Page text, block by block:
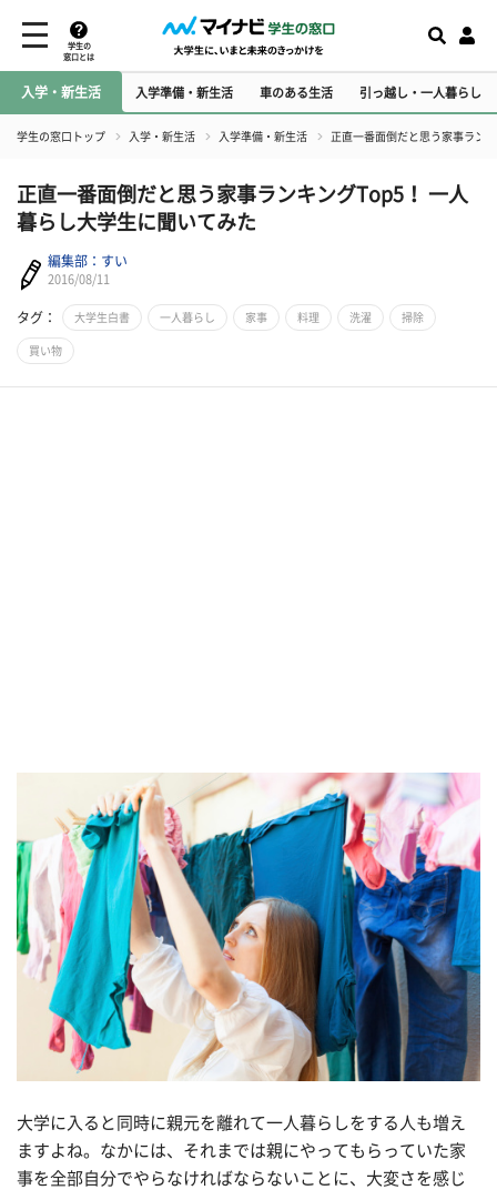
学生の
窓口とは
入学・新生活 入学準備・新生活 車のある生活 引っ越し・一人暮らし
学生の窓口トップ 入学・新生活 入学準備・新生活 正直一番面倒だと思う家事ラン
正直一番面倒だと思う家事ランキングTop5！ 一人
暮らし大学生に聞いてみた
編集部：すい
2016/08/11
タグ： 大学生白書 一人暮らし 家事 料理 洗濯 掃除
買い物
大学に入ると同時に親元を離れて一人暮らしをする人も増え
ますよね。なかには、それまでは親にやってもらっていた家
事を全部自分でやらなければならないことに、大変さを感じ